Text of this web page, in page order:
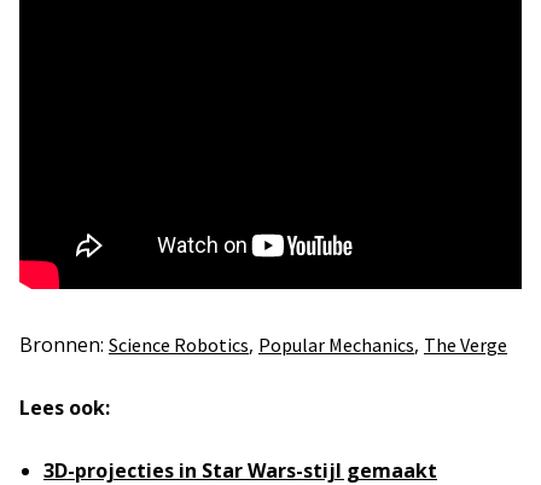
Bronnen: Science Robotics, Popular Mechanics, The Verge
Lees ook:
3D-projecties in Star Wars-stijl gemaakt